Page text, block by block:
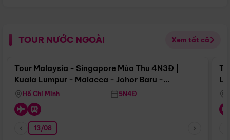
TOUR NƯỚC NGOÀI Xem tất cả
Điểm nổi bật
Tour Malaysia - Singapore Mùa Thu 4N3Đ |
Kuala Lumpur - Malacca - Johor Baru -
Singapore
Hồ Chí Minh 5N4Đ
13/08